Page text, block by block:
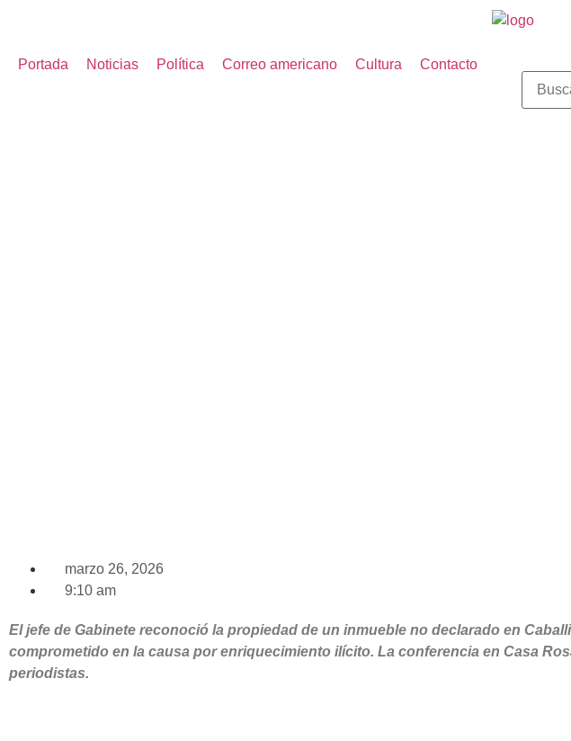
Portada Noticias Política Correo americano Cultura Contacto
marzo 26, 2026
9:10 am
El jefe de Gabinete reconoció la propiedad de un inmueble no declarado en
comprometido en la causa por enriquecimiento ilícito. La conferencia en Casa
periodistas.